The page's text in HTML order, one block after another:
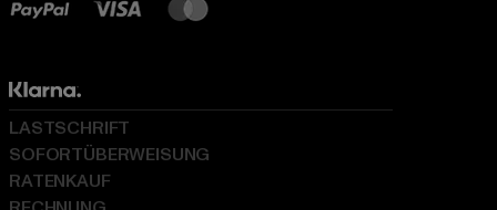
LASTSCHRIFT
SOFORTÜBERWEISUNG
RATENKAUF